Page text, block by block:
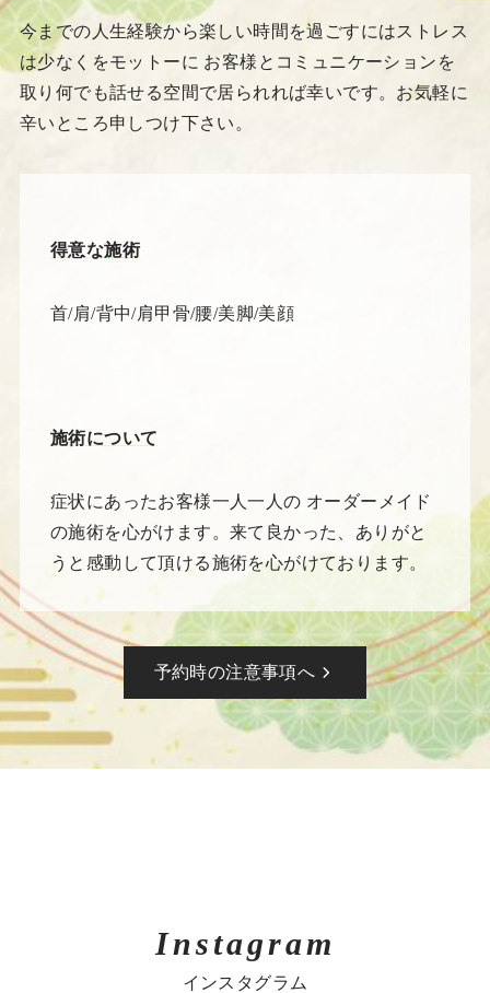
今までの人生経験から楽しい時間を過ごすにはストレス
は少なくをモットーに お客様とコミュニケーションを
取り何でも話せる空間で居られれば幸いです。お気軽に
辛いところ申しつけ下さい。
得意な施術
首/肩/背中/肩甲骨/腰/美脚/美顔
施術について
症状にあったお客様一人一人の オーダーメイド
の施術を心がけます。来て良かった、ありがと
うと感動して頂ける施術を心がけております。
予約時の注意事項へ
Instagram
インスタグラム